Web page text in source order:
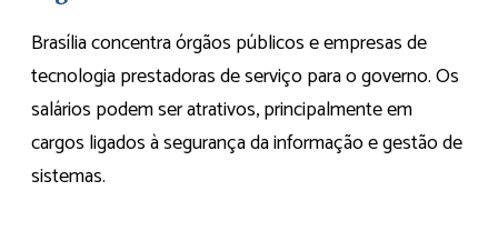
Brasília concentra órgãos públicos e empresas de
tecnologia prestadoras de serviço para o governo. Os
salários podem ser atrativos, principalmente em
cargos ligados à segurança da informação e gestão de
sistemas.